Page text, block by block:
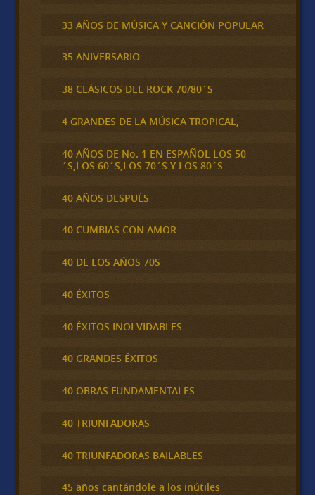
33 AÑOS DE MÚSICA Y CANCIÓN POPULAR
35 ANIVERSARIO
38 CLÁSICOS DEL ROCK 70/80´S
4 GRANDES DE LA MÚSICA TROPICAL,
40 AÑOS DE No. 1 EN ESPAÑOL LOS 50
´S,LOS 60´S,LOS 70´S Y LOS 80´S
40 AÑOS DESPUÉS
40 CUMBIAS CON AMOR
40 DE LOS AÑOS 70S
40 ÉXITOS
40 ÉXITOS INOLVIDABLES
40 GRANDES ÉXITOS
40 OBRAS FUNDAMENTALES
40 TRIUNFADORAS
40 TRIUNFADORAS BAILABLES
45 años cantándole a los inútiles